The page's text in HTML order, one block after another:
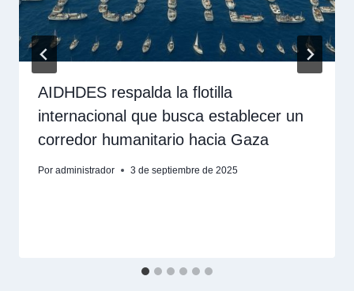
AIDHDES respalda la flotilla
internacional que busca establecer un
corredor humanitario hacia Gaza
Por administrador 3 de septiembre de 2025